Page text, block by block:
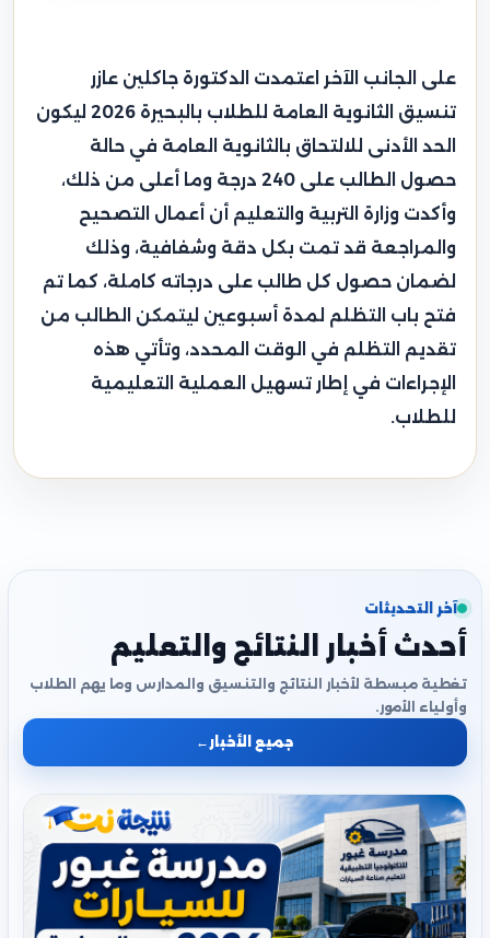
على الجانب الآخر اعتمدت الدكتورة جاكلين عازر
تنسيق الثانوية العامة للطلاب بالبحيرة 2026 ليكون
الحد الأدنى للالتحاق بالثانوية العامة في حالة
حصول الطالب على 240 درجة وما أعلى من ذلك،
وأكدت وزارة التربية والتعليم أن أعمال التصحيح
والمراجعة قد تمت بكل دقة وشفافية، وذلك
لضمان حصول كل طالب على درجاته كاملة، كما تم
فتح باب التظلم لمدة أسبوعين ليتمكن الطالب من
تقديم التظلم في الوقت المحدد، وتأتي هذه
الإجراءات في إطار تسهيل العملية التعليمية
للطلاب.
آخر التحديثات
أحدث أخبار النتائج والتعليم
تغطية مبسطة لأخبار النتائج والتنسيق والمدارس وما يهم الطلاب
وأولياء الأمور.
جميع الأخبار ←